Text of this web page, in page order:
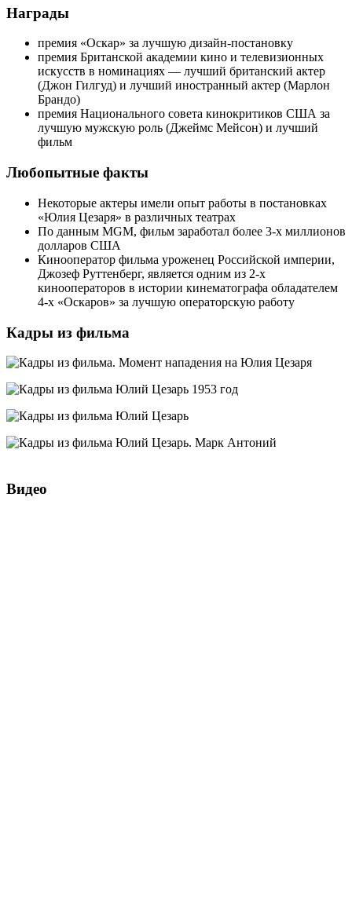
Награды
премия «Оскар» за лучшую дизайн-постановку
премия Британской академии кино и телевизионных
искусств в номинациях — лучший британский актер
(Джон Гилгуд) и лучший иностранный актер (Марлон
Брандо)
премия Национального совета кинокритиков США за
лучшую мужскую роль (Джеймс Мейсон) и лучший
фильм
Любопытные факты
Некоторые актеры имели опыт работы в постановках
«Юлия Цезаря» в различных театрах
По данным MGM, фильм заработал более 3-х миллионов
долларов США
Кинооператор фильма уроженец Российской империи,
Джозеф Руттенберг, является одним из 2-х
кинооператоров в истории кинематографа обладателем
4-х «Оскаров» за лучшую операторскую работу
Кадры из фильма
Видео